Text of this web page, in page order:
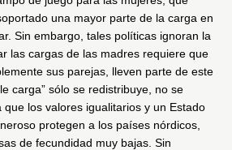
una mayor parte de la carga en
Sin embargo, tales políticas ignoran la
las cargas de las madres requiere que
sus parejas, lleven parte de este
carga” sólo se redistribuye, no se
que los valores igualitarios y un Estado
protegen a los países nórdicos,
de fecundidad muy bajas. Sin